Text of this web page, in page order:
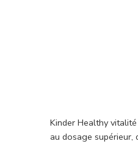
Kinder Healthy
au dosage supérieur,